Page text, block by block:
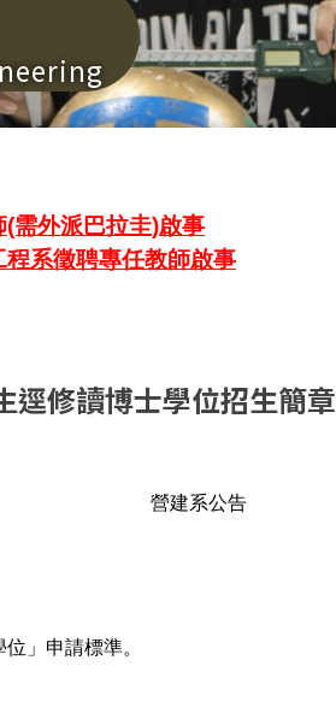
需外派巴拉圭)啟事
程系徵聘專任教師啟事
修讀博士學位招生簡章
營建系公告
」申請標準。